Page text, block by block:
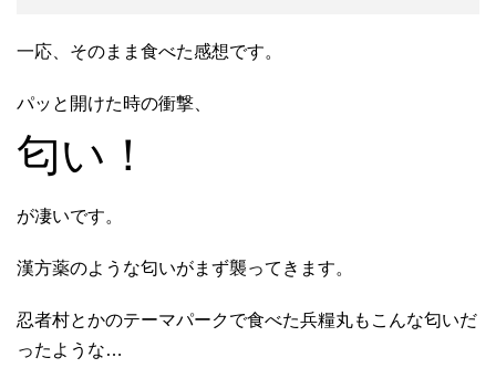
一応、そのまま食べた感想です。
パッと開けた時の衝撃、
匂い！
が凄いです。
漢方薬のような匂いがまず襲ってきます。
忍者村とかのテーマパークで食べた兵糧丸もこんな匂いだ
ったような…